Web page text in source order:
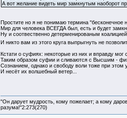
А вот желание видеть мир замкнутым наоборот
Простите но я не понимаю термина "бесконечное
Мир для человека ВСЕГДА был, есть и будет
Ну и соотвественно детерменированым
И никто вам из этого круга выпрыгнуть не
Кстати о суфиях: некоторые из них и вправду
Таким образом суфии и сливаются с Высшим -
Сознанием, однако и свободу воли тоже при этом
И несёт их волшебный ветер...
"Он дарует мудрость, кому пожелает; а кому
разума!"2:273(270)